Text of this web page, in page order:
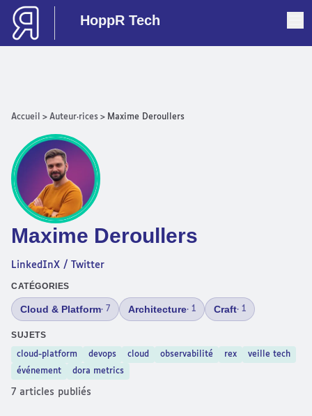
HoppR Tech
Accueil > Auteur·rices > Maxime Deroullers
Maxime Deroullers
LinkedInX / Twitter
CATÉGORIES
Cloud & Platform· 7 Architecture· 1 Craft· 1
SUJETS
cloud-platform devops cloud observabilité rex
veille tech
événement
dora metrics
7 articles publiés